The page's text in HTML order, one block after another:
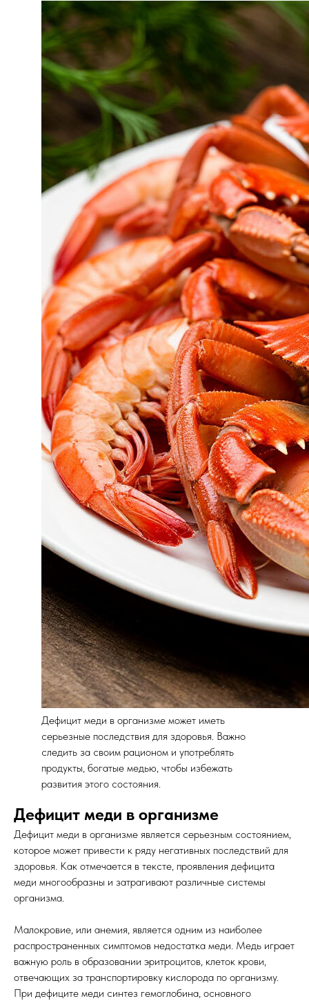
Дефицит меди в организме может иметь
серьезные последствия для здоровья. Важно
следить за своим рационом и употреблять
продукты, богатые медью, чтобы избежать
развития этого состояния.
Дефицит меди в организме
Дефицит меди в организме является серьезным состоянием,
которое может привести к ряду негативных последствий для
здоровья. Как отмечается в тексте, проявления дефицита
меди многообразны и затрагивают различные системы
организма.
Малокровие, или анемия, является одним из наиболее
распространенных симптомов недостатка меди. Медь играет
важную роль в образовании эритроцитов, клеток крови,
отвечающих за транспортировку кислорода по организму.
При дефиците меди синтез гемоглобина, основного